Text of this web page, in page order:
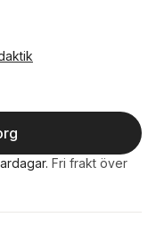
. Fri frakt över